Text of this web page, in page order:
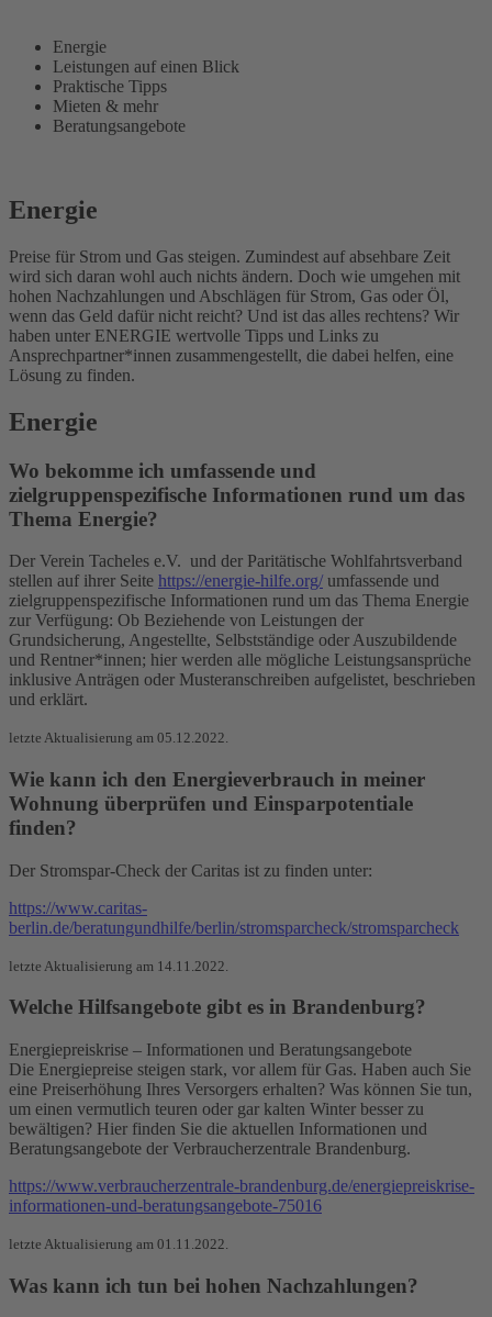
Energie
Leistungen auf einen Blick
Praktische Tipps
Mieten & mehr
Beratungsangebote
Energie
Preise für Strom und Gas steigen. Zumindest auf absehbare Zeit
wird sich daran wohl auch nichts ändern. Doch wie umgehen mit
hohen Nachzahlungen und Abschlägen für Strom, Gas oder Öl,
wenn das Geld dafür nicht reicht? Und ist das alles rechtens? Wir
haben unter ENERGIE wertvolle Tipps und Links zu
Ansprechpartner*innen zusammengestellt, die dabei helfen, eine
Lösung zu finden.
Energie
Wo bekomme ich umfassende und
zielgruppenspezifische Informationen rund um das
Thema Energie?
Der Verein Tacheles e.V. und der Paritätische Wohlfahrtsverband
stellen auf ihrer Seite https://energie-hilfe.org/ umfassende und
zielgruppenspezifische Informationen rund um das Thema Energie
zur Verfügung: Ob Beziehende von Leistungen der
Grundsicherung, Angestellte, Selbstständige oder Auszubildende
und Rentner*innen; hier werden alle mögliche Leistungsansprüche
inklusive Anträgen oder Musteranschreiben aufgelistet, beschrieben
und erklärt.
letzte Aktualisierung am 05.12.2022.
Wie kann ich den Energieverbrauch in meiner
Wohnung überprüfen und Einsparpotentiale
finden?
Der Stromspar-Check der Caritas ist zu finden unter:
https://www.caritas-
berlin.de/beratungundhilfe/berlin/stromsparcheck/stromsparcheck
letzte Aktualisierung am 14.11.2022.
Welche Hilfsangebote gibt es in Brandenburg?
Energiepreiskrise – Informationen und Beratungsangebote
Die Energiepreise steigen stark, vor allem für Gas. Haben auch Sie
eine Preiserhöhung Ihres Versorgers erhalten? Was können Sie tun,
um einen vermutlich teuren oder gar kalten Winter besser zu
bewältigen? Hier finden Sie die aktuellen Informationen und
Beratungsangebote der Verbraucherzentrale Brandenburg.
https://www.verbraucherzentrale-brandenburg.de/energiepreiskrise-
informationen-und-beratungsangebote-75016
letzte Aktualisierung am 01.11.2022.
Was kann ich tun bei hohen Nachzahlungen?